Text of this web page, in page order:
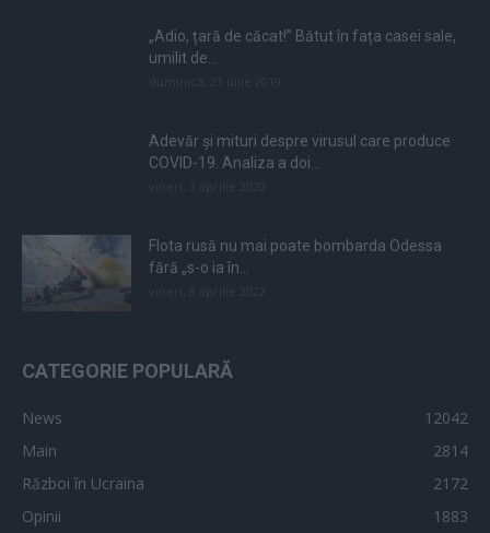
„Adio, țară de căcat!” Bătut în fața casei sale,
umilit de...
Adevăr și mituri despre virusul care produce
COVID-19. Analiza a doi...
Flota rusă nu mai poate bombarda Odessa
fără „s-o ia în...
CATEGORIE POPULARĂ
News
12042
Main
2814
Război în Ucraina
2172
Opinii
1883